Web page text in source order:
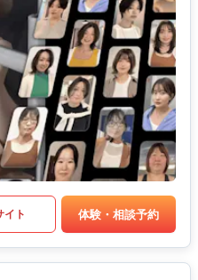
イト 体験・相談予約